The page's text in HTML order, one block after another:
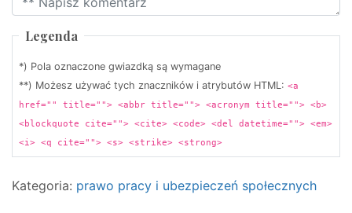
Legenda
*) Pola oznaczone gwiazdką są wymagane
**) Możesz używać tych znaczników i atrybutów HTML: <a
href="" title=""> <abbr title=""> <acronym title=""> <b>
<blockquote cite=""> <cite> <code> <del datetime=""> <em>
<i> <q cite=""> <s> <strike> <strong>
Kategoria: prawo pracy i ubezpieczeń społecznych